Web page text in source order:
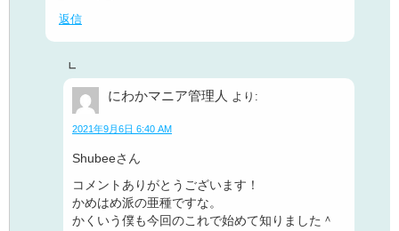
返信
にわかマニア管理人 より:
2021年9月6日 6:40 AM
Shubeeさん
コメントありがとうございます！
かめはめ派の亜種ですな。
かくいう僕も今回のこれで始めて知りました＾